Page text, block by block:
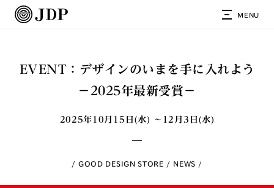
MENU
EVENT：デザインのいまを手に入れよう
－2025年最新受賞－
2025年10月15日(水) ～12月3日(水)
GOOD DESIGN STORE NEWS